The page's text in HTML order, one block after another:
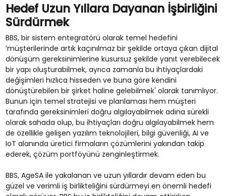
Hedef Uzun Yıllara Dayanan İşbirliğini
Sürdürmek
BBS, bir sistem entegratörü olarak temel hedefini
‘müşterilerinde artık kaçınılmaz bir şekilde ortaya çıkan dijital
dönüşüm gereksinimlerine kusursuz şekilde yanıt verebilecek
bir yapı oluşturabilmek, ayrıca zamanla bu ihtiyaçlardaki
değişimleri hızlıca hisseden ve buna göre kendini
dönüştürebilen bir şirket haline gelebilmek' olarak tanımlıyor.
Bunun için temel stratejisi ve planlaması hem müşteri
tarafında gereksinimleri doğru algılayabilmek adına sürekli
olarak sahada olup, bu ihtiyaçları doğru algılayabilmek hem
de özellikle gelişen yazılım teknolojileri, bilgi güvenliği, AI ve
IoT alanında üretici firmaların çözümlerini yakından takip
ederek, çözüm portföyünü zenginleştirmek.
BBS, AgeSA ile yakalanan ve uzun yıllardır devam eden bu
güzel ve verimli iş birlikteliğini sürdürmeyi en önemli hedefi